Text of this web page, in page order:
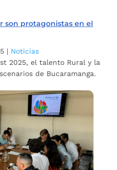
son protagonistas en el
| Noticias
2025, el talento Rural y la
de Bucaramanga.